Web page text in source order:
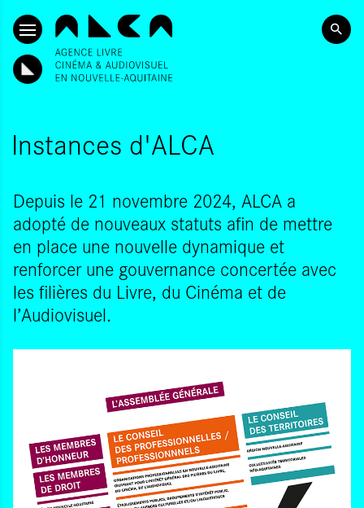
ALLER AU CONTENU PRINCIPAL
Instances d'ALCA
Depuis le 21 novembre 2024, ALCA a
adopté de nouveaux statuts afin de mettre
en place une nouvelle dynamique et
renforcer une gouvernance concertée avec
les filières du Livre, du Cinéma et de
l’Audiovisuel.